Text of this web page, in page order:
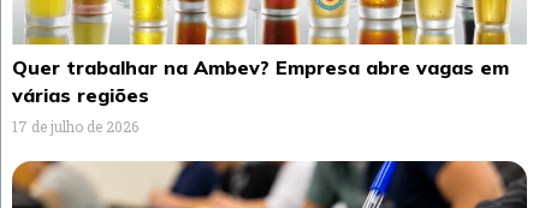
Quer trabalhar na Ambev? Empresa abre vagas em
várias regiões
17 de julho de 2026